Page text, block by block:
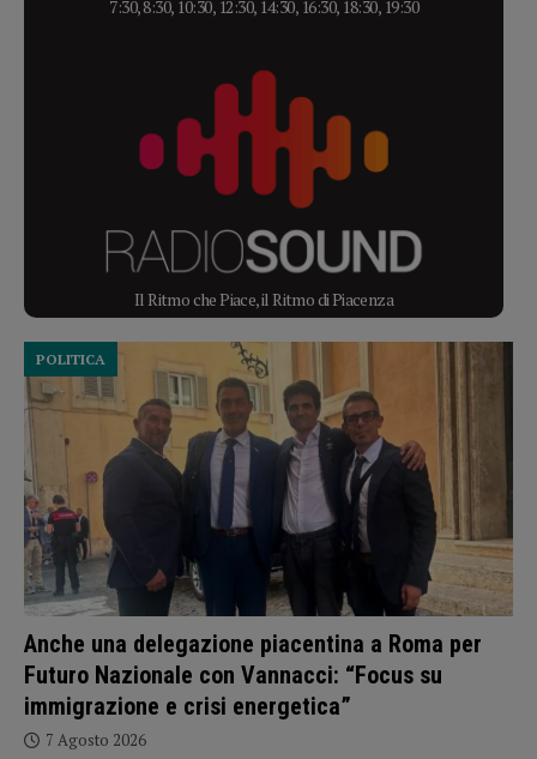
7:30, 8:30, 10:30, 12:30, 14:30, 16:30, 18:30, 19:30
Il Ritmo che Piace, il Ritmo di Piacenza
Anche una delegazione piacentina a Roma per
Futuro Nazionale con Vannacci: “Focus su
immigrazione e crisi energetica”
POLITICA
7 Agosto 2026